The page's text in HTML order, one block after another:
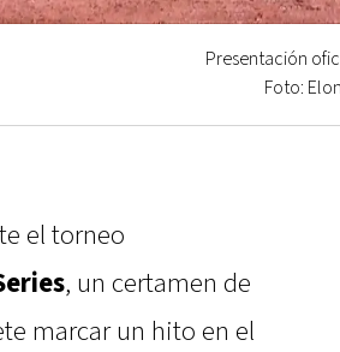
Presentación
Foto:
el torneo
, un certamen de
marcar un hito en el